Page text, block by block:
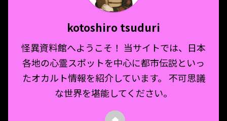
kotoshiro tsuduri
怪異資料館へようこそ！ 当サイトでは、日本
各地の心霊スポットを中心に都市伝説といっ
たオカルト情報を紹介しています。 不可思議
な世界を堪能してください。